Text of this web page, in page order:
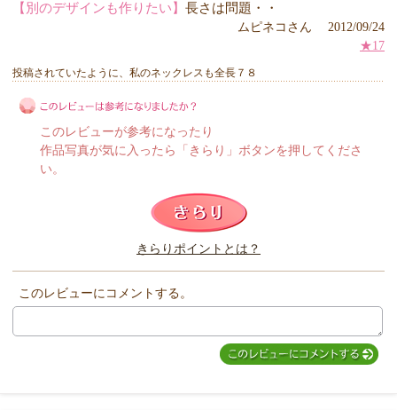
【別のデザインも作りたい】 長さは問題・・
ムピネコさん 2012/09/24
★17
投稿されていたように、私のネックレスも全長７８
このレビューは参考になりましたか？
このレビューが参考になったり
作品写真が気に入ったら「きらり」ボタンを押してくださ
い。
きらりポイントとは？
このレビューにコメントする。